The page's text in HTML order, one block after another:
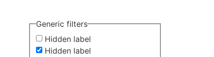
Generic filters
Hidden label
Hidden label